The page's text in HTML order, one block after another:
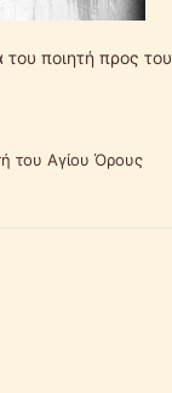
ποιητή προς
του Αγίου Όρους